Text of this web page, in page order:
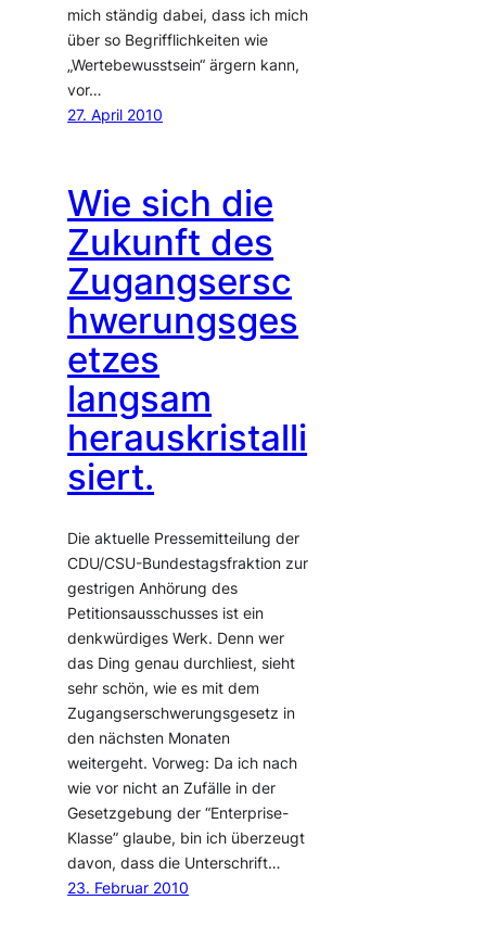
mich ständig dabei, dass ich mich
über so Begrifflichkeiten wie
„Wertebewusstsein“ ärgern kann,
vor…
27. April 2010
Wie sich die
Zukunft des
Zugangsersc
hwerungsges
etzes
langsam
herauskristalli
siert.
Die aktuelle Pressemitteilung der
CDU/CSU-Bundestagsfraktion zur
gestrigen Anhörung des
Petitionsausschusses ist ein
denkwürdiges Werk. Denn wer
das Ding genau durchliest, sieht
sehr schön, wie es mit dem
Zugangserschwerungsgesetz in
den nächsten Monaten
weitergeht. Vorweg: Da ich nach
wie vor nicht an Zufälle in der
Gesetzgebung der “Enterprise-
Klasse” glaube, bin ich überzeugt
davon, dass die Unterschrift…
23. Februar 2010